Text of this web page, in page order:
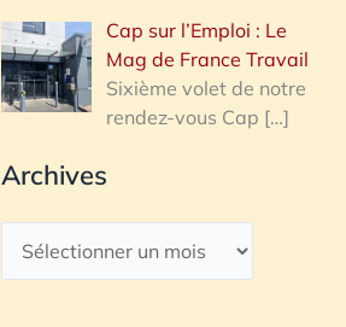
Cap sur l’Emploi : Le
Mag de France Travail
Sixième volet de notre
rendez-vous Cap […]
Archives